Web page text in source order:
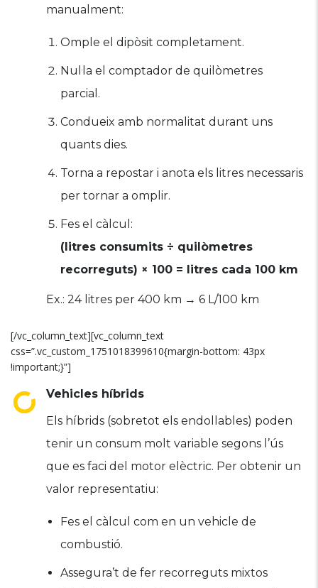
manualment:
Omple el dipòsit completament.
Nul·la el comptador de quilòmetres
parcial.
Condueix amb normalitat durant uns
quants dies.
Torna a repostar i anota els litres necessaris
per tornar a omplir.
Fes el càlcul:
(litres consumits ÷ quilòmetres
recorreguts) × 100 = litres cada 100 km
Ex.: 24 litres per 400 km → 6 L/100 km
[/vc_column_text][vc_column_text
css=”.vc_custom_1751018399610{margin-bottom: 43px
!important;}”]
Vehicles híbrids
Els híbrids (sobretot els endollables) poden
tenir un consum molt variable segons l’ús
que es faci del motor elèctric. Per obtenir un
valor representatiu:
Fes el càlcul com en un vehicle de
combustió.
Assegura’t de fer recorreguts mixtos